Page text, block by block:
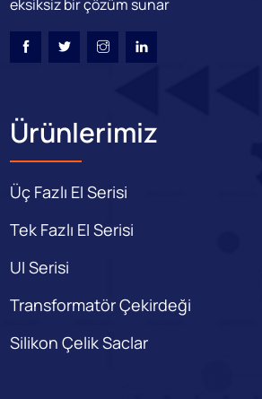
eksiksiz bir çözüm sunar
Ürünlerimiz
Üç Fazlı EI Serisi
Tek Fazlı EI Serisi
UI Serisi
Transformatör Çekirdeği
Silikon Çelik Saclar